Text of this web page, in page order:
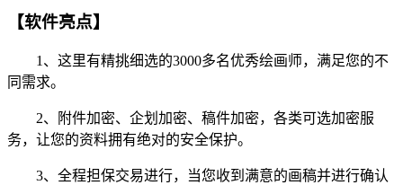
【软件亮点】
1、这里有精挑细选的3000多名优秀绘画师，满足您的不
同需求。
2、附件加密、企划加密、稿件加密，各类可选加密服
务，让您的资料拥有绝对的安全保护。
3、全程担保交易进行，当您收到满意的画稿并进行确认